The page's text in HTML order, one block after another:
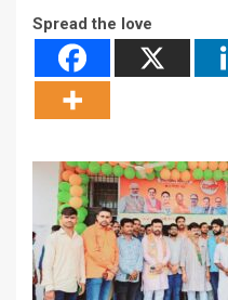
Spread the love